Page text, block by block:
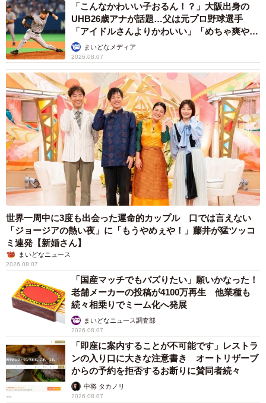
「こんなかわいい子おるん！？」大阪出身の
UHB26歳アナが話題…父は元プロ野球選手
「アイドルさんよりかわいい」「めちゃ爽や
か」まいどなメディア
2026.08.07
世界一周中に3度も出会った運命的カップル 口では言えない
「ジョージアの熱い夜」に「もうやめぇや！」藤井が猛ツッコ
ミ連発【新婚さん】
まいどなニュース
2026.08.07
「国産マッチでもバズりたい」願いかなった！
老舗メーカーの投稿が4100万再生 他業種も
続々相乗りでミーム化へ発展
まいどなニュース調査部
2026.08.07
「即座に案内することが不可能です」レストラ
ンの入り口に大きな注意書き オートリザーブ
からの予約を拒否するお断りに賛同者続々
中将 タカノリ
2026.08.07